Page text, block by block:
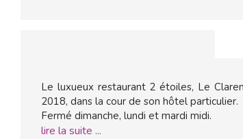
Le luxueux restaurant 2 étoiles, Le
2018, dans la cour de son hôtel particulier.
Fermé dimanche, lundi et mardi midi.
lire la suite ...